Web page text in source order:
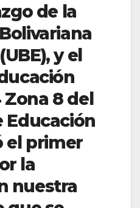
de la
y el
Zona 8 del
Educación
el primer
la
nuestra